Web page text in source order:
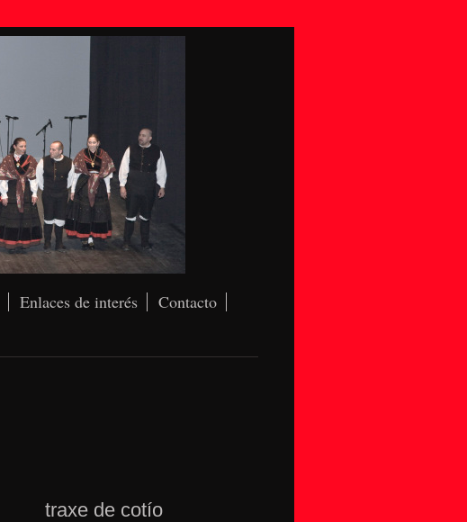
Enlaces de interés
Contacto
traxe de cotío